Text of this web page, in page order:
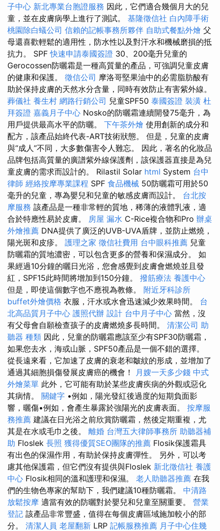
子中心 新北專業台胞證服務 因此，它們適合幾個月大的兒
童，並在皮膚病學上進行了測試。 基隆徵信社 白內障手術
桃園除白蟻公司 信賴的記帳事務所夥伴 自助式餐點外燴 父
母還喜歡輕鬆的適用性，防水性以及對汗水和機械磨損的抵
抗力。 SPF快速申請泰國簽證 30、200毫升兒童的
Gerocossen防曬霜是一種高質量的產品，可強調兒童皮膚
的健康和保護。 徵信公司 摩洛哥堅果油中的必需脂肪酸有
助於保持皮膚的天然水分含量，同時有效防止有害紫外線。
葬儀社 養生村 網路行銷公司 兒童SPF50 泰國簽證 裝潢 杜
拜簽證 嘉義月子中心 Nosko的防曬霜連續開發75毫升，為
用戶提供最高水平的防曬。 下午茶外燴 使用創新的成分和
配方，該產品始終代表-ART技術狀態。 但是，兒童的皮膚
與“成人”不同，大多數傷害令人難忘。 因此，著名的化妝品
品牌包括高質量的廣譜紫外線保護劑，該保護器直接是為兒
童皮膚的需求而設計的。 Rilastil Solar html System 台中
律師 經絡按摩專業課程 SPF 食品機械 50防曬霜可用於50
毫升的兒童，專為嬰兒和兒童的敏感皮膚而設計。 台北按
摩服務 該產品是一種非常輕的質地，稀薄的液體乳液，適
合於特應性易於皮膚。 房屋 漏水 C-Rice複合物和Pro 辦桌
外燴推薦 DNA提供了廣泛的UVB-UVA盾牌，並防止燃燒，
陽光斑和皮疹。 護理之家 徵信社費用 台中眼科推薦 兒童
防曬霜的質地濃密，可以包含更多的營養和保濕成分。 如
果經過10分鐘的曬日光浴，您會感覺到皮膚會燃燒並且發
紅，SPF15此時間將增加到150分鐘。 撥筋療法 養護中心
但是，即使這個數字也不應視為教條。 附近牙科診所
buffet外燴價格 衣服，汗水或水會迅速減少效果時間。 台
北高品質月子中心 護照代辦 設計 台中月子中心 當然，沒
有父母會自願檢查孩子的皮膚燃燒多長時間。 清潔公司 助
聽器 種類 因此，兒童的防曬霜應該至少有SPF30防曬霜，
如果您去水，海或山脈，SPF50產品是一個不錯的選擇。
從長遠來看，它加速了皮膚的衰老和皺紋的形成，並增加了
通過其細胞損傷發展皮膚癌的機會！ 月嫂一天多少錢 中式
外燴菜單 此外，它可能有助於某些皮膚疾病的外觀或惡化
其病情。 關鍵字 •例如，陽光發紅後過度的短期負面影
響，曬傷•例如，會產生暴露於強陽光的皮膚表面。 按摩服
務推薦 建議在日光浴之前欣賞防曬霜，然後定期重複，尤
其是在水或毛巾之後。 離婚 台灣五大律師事務所 助聽器補
助 Floslek 長照 獲得優質SEO團隊的推薦 Flosik保護霜具
有出色的保濕作用，有助於保持皮膚彈性。 另外，可以考
慮其他保護霜，但它們沒有提供與Floslek 新北徵信社 養護
中心 Flosik相同的溫和護理和保濕。 老人助聽器推薦 在我
們的生物色專家的幫助下，我們建議10種防曬霜。 中清路
放鬆按摩 適當有效的防曬對於嬰兒和兒童至關重要。 營業
登記 該產品非常豐盛，值得在每個皮膚區域施加較小的部
分。 清潔人員 老屋翻新 LRP 記帳服務推薦 月子中心住幾